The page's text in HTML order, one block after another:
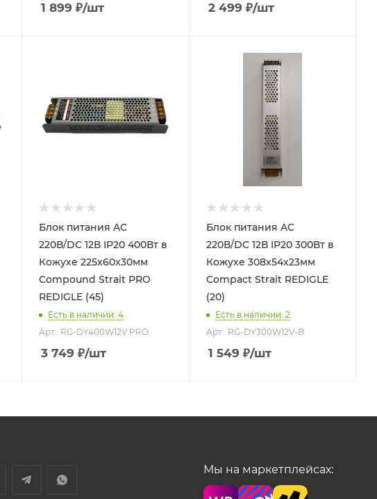
1 899 ₽/шт 2 499 ₽/шт
Блок питания AC
220В/DC 12В IP20 400Вт в
Кожухе 225x60x30мм
Compound Strait PRO
REDIGLE (45)
Есть в наличии: 4
Арт.: RG-DY400W12V PRO
3 749 ₽/шт
Блок питания AC
220В/DC 12В IP20 300Вт в
Кожухе 308x54x23мм
Compact Strait REDIGLE
(20)
Есть в наличии: 2
Арт.: RG-DY300W12V-B
1 549 ₽/шт
Мы на маркетплейсах: